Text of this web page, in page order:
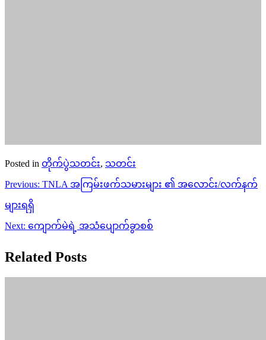
Posted in တိုက်ပွဲသတင်း, သတင်း
Post
navigation
Previous: TNLA အကြမ်းဖက်သမားများ ၏ အလောင်း/လက်နက်
များရရှိ
Next: ကျောက်မဲရဲ့ အသံပျောက်ခွာစစ်
Related Posts